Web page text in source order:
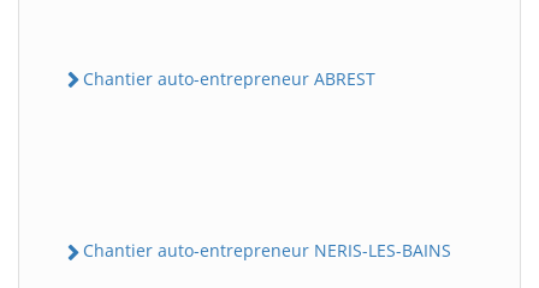
Chantier auto-entrepreneur ABREST
Chantier auto-entrepreneur NERIS-LES-BAINS